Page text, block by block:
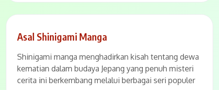
Asal Shinigami Manga
Shinigami manga menghadirkan kisah tentang dewa
kematian dalam budaya Jepang yang penuh misteri
cerita ini berkembang melalui berbagai seri populer